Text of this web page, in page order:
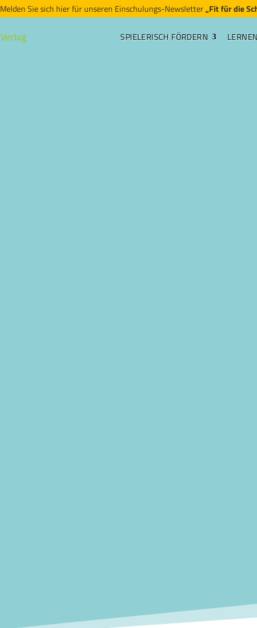
Melden Sie sich hier für unseren Einschulungs-Newsletter„Fit für die
SPIELERISCH FÖRDERN